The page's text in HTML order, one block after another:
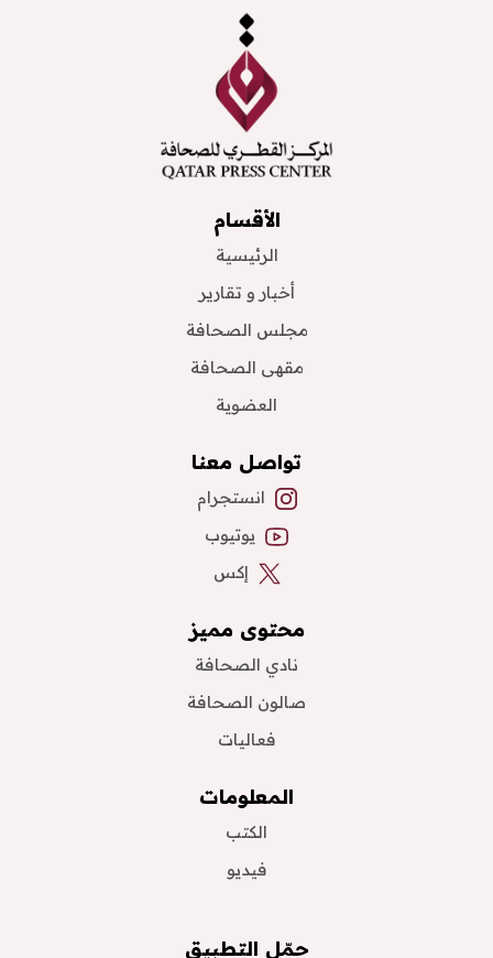
الأقسام
الرئيسية
أخبار و تقارير
مجلس الصحافة
مقهى الصحافة
العضوية
تواصل معنا
انستجرام
يوتيوب
إكس
محتوى مميز
نادي الصحافة
صالون الصحافة
فعاليات
المعلومات
الكتب
فيديو
حمّل التطبيق